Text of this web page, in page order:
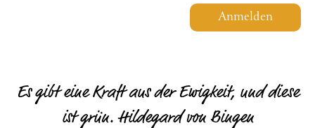
Anmelden
Es gibt eine Kraft aus der Ewigkeit, und diese
ist grün. Hildegard von Bingen